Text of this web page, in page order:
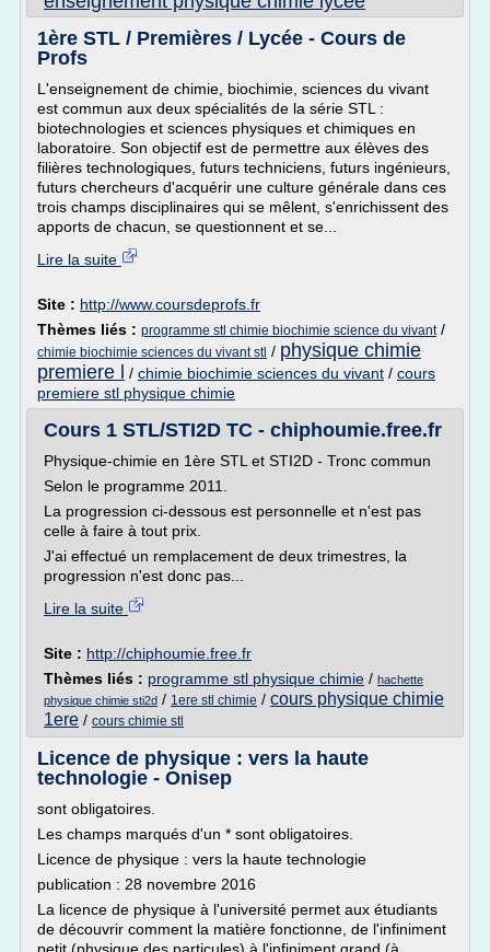
1ère STL / Premières / Lycée - Cours de
Profs
L'enseignement de chimie, biochimie, sciences du vivant
est commun aux deux spécialités de la série STL :
biotechnologies et sciences physiques et chimiques en
laboratoire. Son objectif est de permettre aux élèves des
filières technologiques, futurs techniciens, futurs ingénieurs,
futurs chercheurs d'acquérir une culture générale dans ces
trois champs disciplinaires qui se mêlent, s'enrichissent des
apports de chacun, se questionnent et se...
Lire la suite
Site : http://www.coursdeprofs.fr
Thèmes liés : programme stl chimie biochimie science du vivant/
chimie biochimie sciences du vivant stl / physique chimie
premiere l
/ chimie biochimie sciences du vivant / cours
premiere stl physique chimie
Cours 1 STL/STI2D TC - chiphoumie.free.fr
Physique-chimie en 1ère STL et STI2D - Tronc commun
Selon le programme 2011.
La progression ci-dessous est personnelle et n'est pas
celle à faire à tout prix.
J'ai effectué un remplacement de deux trimestres, la
progression n'est donc pas...
Lire la suite
Site : http://chiphoumie.free.fr
Thèmes liés : programme stl physique chimie / hachette
physique chimie sti2d / 1ere stl chimie / cours physique chimie
1ere / cours chimie stl
Licence de physique : vers la haute
technologie - Onisep
sont obligatoires.
Les champs marqués d'un * sont obligatoires.
Licence de physique : vers la haute technologie
publication : 28 novembre 2016
La licence de physique à l'université permet aux étudiants
de découvrir comment la matière fonctionne, de l'infiniment